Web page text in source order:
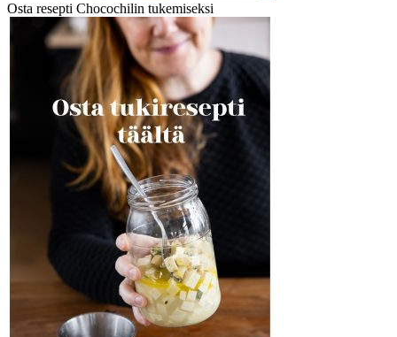
Osta resepti Chocochilin tukemiseksi